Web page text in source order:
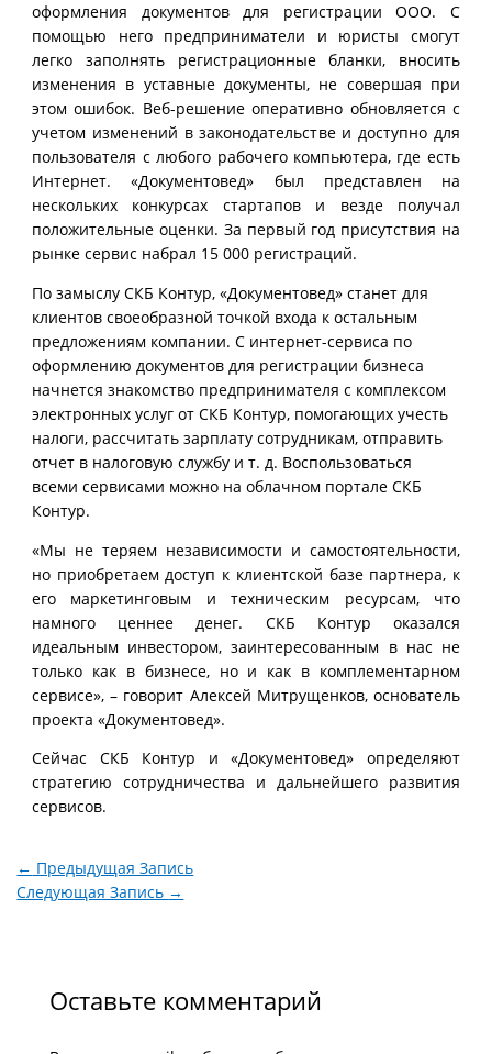
оформления документов для регистрации ООО. С
помощью него предприниматели и юристы смогут
легко заполнять регистрационные бланки, вносить
изменения в уставные документы, не совершая при
этом ошибок. Веб-решение оперативно обновляется с
учетом изменений в законодательстве и доступно для
пользователя с любого рабочего компьютера, где есть
Интернет. «Документовед» был представлен на
нескольких конкурсах стартапов и везде получал
положительные оценки. За первый год присутствия на
рынке сервис набрал 15 000 регистраций.
По замыслу СКБ Контур, «Документовед» станет для
клиентов своеобразной точкой входа к остальным
предложениям компании. С интернет-сервиса по
оформлению документов для регистрации бизнеса
начнется знакомство предпринимателя с комплексом
электронных услуг от СКБ Контур, помогающих учесть
налоги, рассчитать зарплату сотрудникам, отправить
отчет в налоговую службу и т. д. Воспользоваться
всеми сервисами можно на облачном портале СКБ
Контур.
«Мы не теряем независимости и самостоятельности,
но приобретаем доступ к клиентской базе партнера, к
его маркетинговым и техническим ресурсам, что
намного ценнее денег. СКБ Контур оказался
идеальным инвестором, заинтересованным в нас не
только как в бизнесе, но и как в комплементарном
сервисе», – говорит Алексей Митрущенков, основатель
проекта «Документовед».
Сейчас СКБ Контур и «Документовед» определяют
стратегию сотрудничества и дальнейшего развития
сервисов.
← Предыдущая Запись
Следующая Запись →
Оставьте комментарий